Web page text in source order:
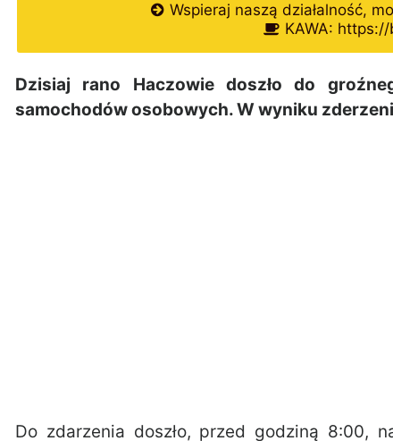
Wspieraj naszą działalność,
KAWA:
Dzisiaj rano Haczowie doszło do
samochodów osobowych. W wyniku
Do zdarzenia doszło, przed godziną 8:00,